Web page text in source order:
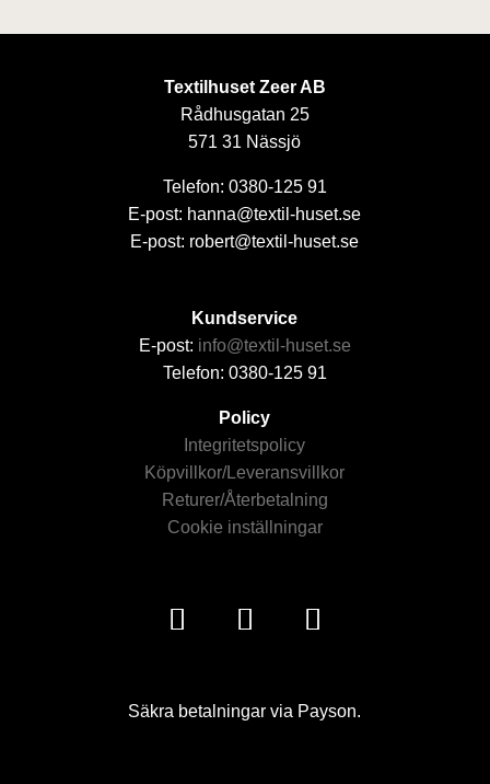
Textilhuset Zeer AB
Rådhusgatan 25
571 31 Nässjö
Telefon: 0380-125 91
E-post: hanna@textil-huset.se
E-post: robert@textil-huset.se
Kundservice
E-post: info@textil-huset.se
Telefon: 0380-125 91
Policy
Integritetspolicy
Köpvillkor/Leveransvillkor
Returer/Återbetalning
Cookie inställningar
Säkra betalningar via Payson.